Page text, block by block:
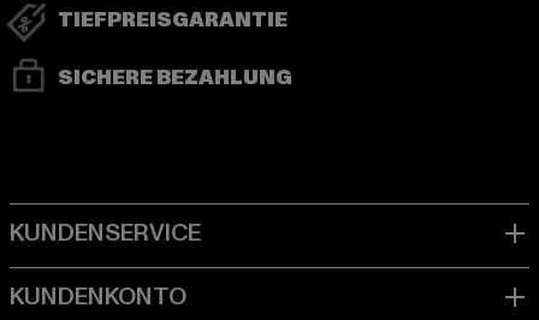
TIEFPREISGARANTIE
SICHERE BEZAHLUNG